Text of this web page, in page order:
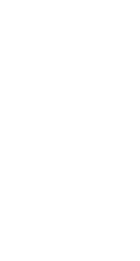
erforderlich
der